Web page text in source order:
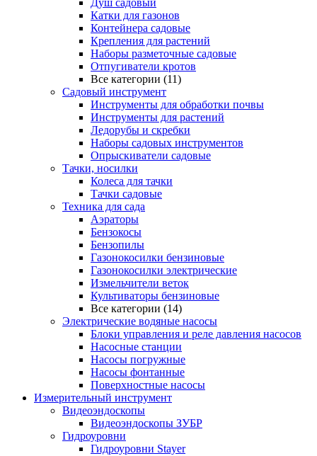
Душ садовый
Катки для газонов
Контейнера садовые
Крепления для растений
Наборы разметочные садовые
Отпугиватели кротов
Все категории (11)
Садовый инструмент
Инструменты для обработки почвы
Инструменты для растений
Ледорубы и скребки
Наборы садовых инструментов
Опрыскиватели садовые
Тачки, носилки
Колеса для тачки
Тачки садовые
Техника для сада
Аэраторы
Бензокосы
Бензопилы
Газонокосилки бензиновые
Газонокосилки электрические
Измельчители веток
Культиваторы бензиновые
Все категории (14)
Электрические водяные насосы
Блоки управления и реле давления насосов
Насосные станции
Насосы погружные
Насосы фонтанные
Поверхностные насосы
Измерительный инструмент
Видеоэндоскопы
Видеоэндоскопы ЗУБР
Гидроуровни
Гидроуровни Stayer